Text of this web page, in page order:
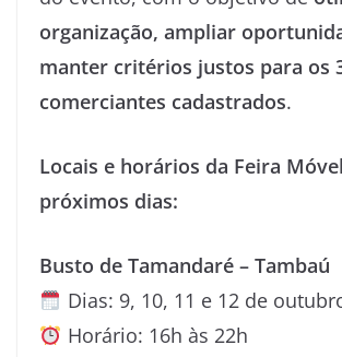
organização, ampliar
manter critérios justos para os
comerciantes cadastrados.
Locais e horários da Feira
próximos dias:
Busto de Tamandaré – Tambaú
Dias: 9, 10, 11 e 12 de
Horário: 16h às 22h